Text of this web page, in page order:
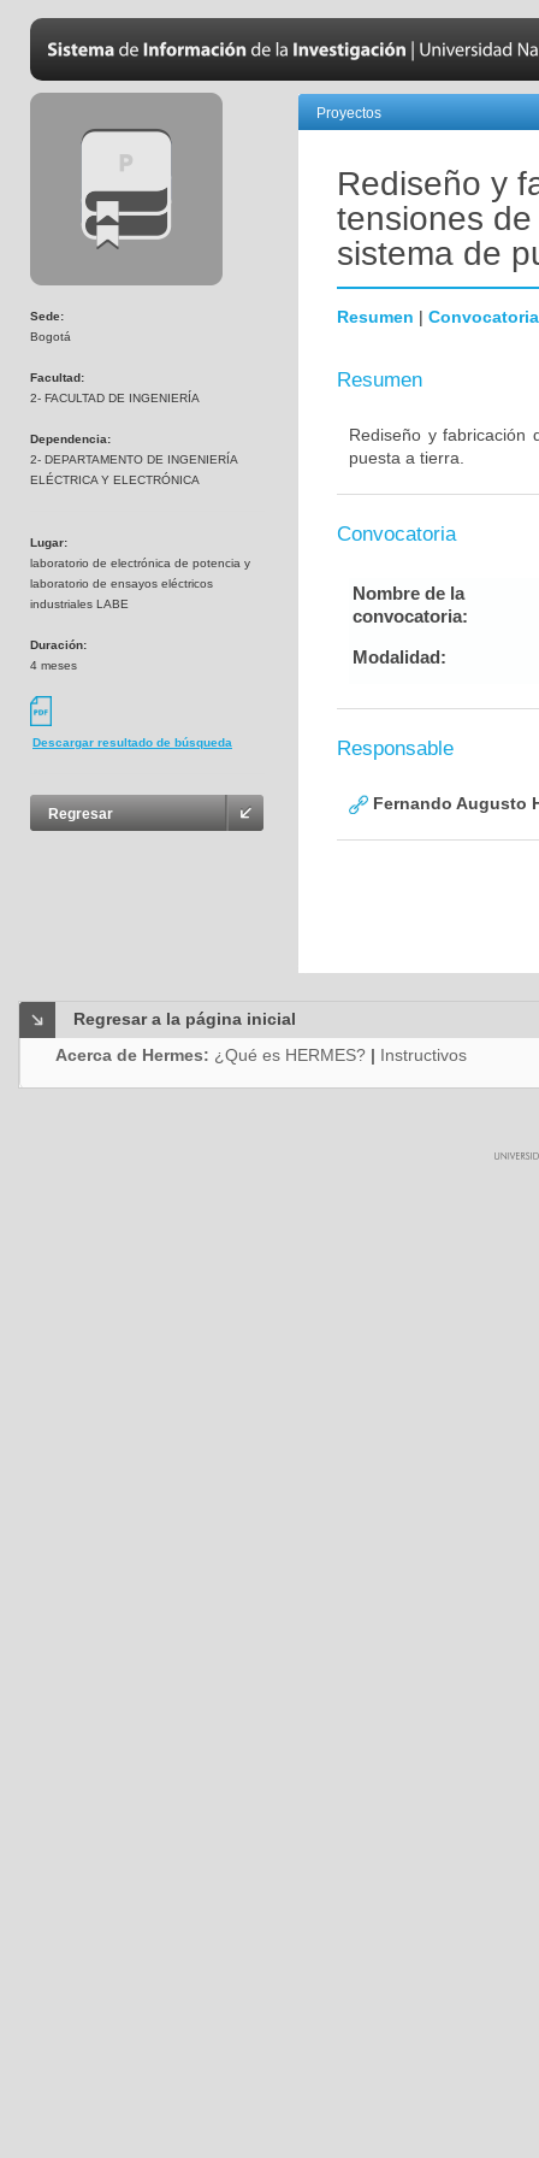
Sede:
Bogotá
Facultad:
2- FACULTAD DE INGENIERÍA
Dependencia:
2- DEPARTAMENTO DE INGENIERÍA
ELÉCTRICA Y ELECTRÓNICA
Lugar:
laboratorio de electrónica de potencia y
laboratorio de ensayos eléctricos
industriales LABE
Duración:
4 meses
Descargar resultado de búsqueda
Regresar
Proyectos
Rediseño y
tensiones
sistema de
Resumen | Convocatoria
Resumen
Rediseño y fabricación
puesta a tierra.
Convocatoria
Nombre de la
convocatoria:
Modalidad:
Responsable
Fernando Augusto
Regresar a la página inicial
Acerca de Hermes: ¿Qué es HERMES? | Instructivos